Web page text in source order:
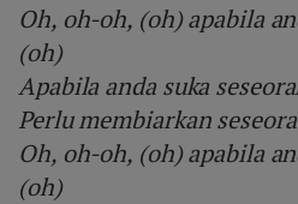
Oh, oh-oh, (oh) apabila
(oh)
Apabila anda suka
Perlu membiarkan
Oh, oh-oh, (oh) apabila
(oh)